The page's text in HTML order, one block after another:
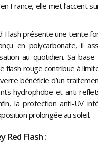
France, elle met l’accent
Flash présente une teinte
en polycarbonate, il
au quotidien. Sa
rouge contribue à
bénéficie d’un
hydrophobe et anti-
la protection anti-UV
prolongée au soleil.
Red Flash :